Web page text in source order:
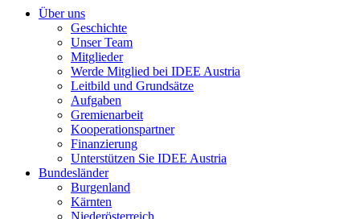
Über uns
Geschichte
Unser Team
Mitglieder
Werde Mitglied bei IDEE Austria
Leitbild und Grundsätze
Aufgaben
Gremienarbeit
Kooperationspartner
Finanzierung
Unterstützen Sie IDEE Austria
Bundesländer
Burgenland
Kärnten
Niederösterreich